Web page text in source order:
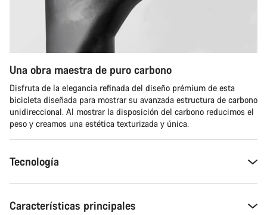
Una obra maestra de puro carbono
Disfruta de la elegancia refinada del diseño prémium de esta
bicicleta diseñada para mostrar su avanzada estructura de carbono
unidireccional. Al mostrar la disposición del carbono reducimos el
peso y creamos una estética texturizada y única.
Tecnología
Características principales